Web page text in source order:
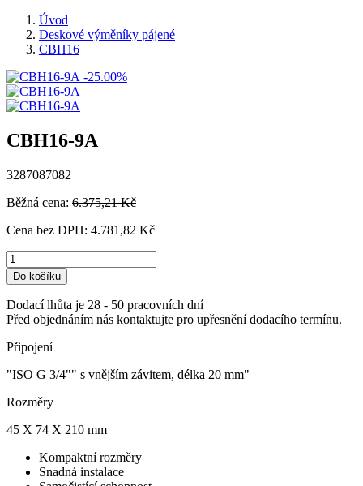
Úvod
Deskové výměníky pájené
CBH16
-25.00%
CBH16-9A
3287087082
Běžná cena: 6.375,21 Kč
Cena bez DPH: 4.781,82 Kč
Do košíku
Dodací lhůta je 28 - 50 pracovních dní
Před objednáním nás kontaktujte pro upřesnění dodacího termínu.
Připojení
"ISO G 3/4"" s vnějším závitem, délka 20 mm"
Rozměry
45 X 74 X 210 mm
Kompaktní rozměry
Snadná instalace